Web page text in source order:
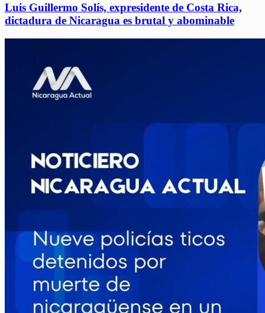
Luis Guillermo Solís, expresidente de Costa Rica,
dictadura de Nicaragua es brutal y abominable